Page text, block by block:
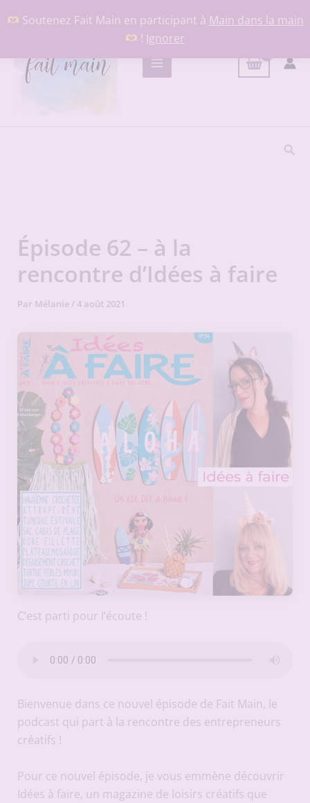
Soutenez Fait Main en participant à Main dans la main
! Ignorer
au
Épisode 62 – à la
rencontre d’Idées à faire
Par Mélanie/4 août 2021
C’est parti pour l’écoute !
Bienvenue dans ce nouvel épisode de Fait Main, le
podcast qui part à la rencontre des entrepreneurs
créatifs !
Pour ce nouvel épisode, je vous emmène découvrir
Idées à faire, un magazine de loisirs créatifs que